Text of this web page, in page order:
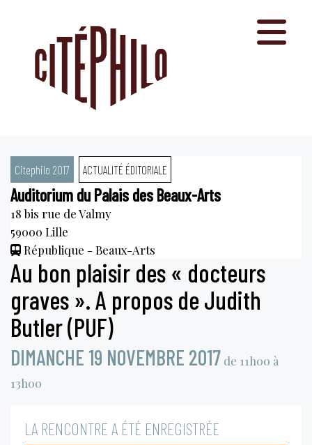
Citephilo 2017 ACTUALITÉ ÉDITORIALE
Auditorium du Palais des Beaux-Arts
18 bis rue de Valmy
59000 Lille
République - Beaux-Arts
Au bon plaisir des « docteurs
graves ». A propos de Judith
Butler (PUF)
DIMANCHE 19 NOVEMBRE 2017 de 11h00 à
13h00
LA RENCONTRE A ÉTÉ ENREGISTRÉE